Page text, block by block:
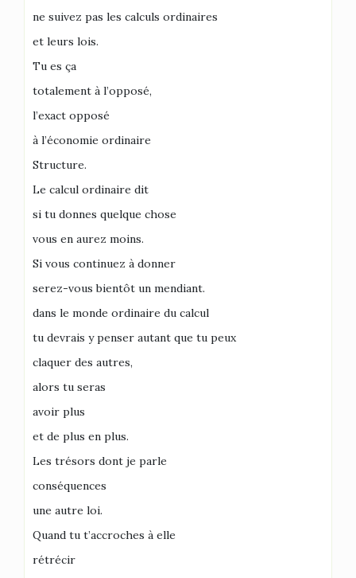
ne suivez pas les calculs ordinaires
et leurs lois.
Tu es ça
totalement à l’opposé,
l’exact opposé
à l’économie ordinaire
Structure.
Le calcul ordinaire dit
si tu donnes quelque chose
vous en aurez moins.
Si vous continuez à donner
serez-vous bientôt un mendiant.
dans le monde ordinaire du calcul
tu devrais y penser autant que tu peux
claquer des autres,
alors tu seras
avoir plus
et de plus en plus.
Les trésors dont je parle
conséquences
une autre loi.
Quand tu t’accroches à elle
rétrécir